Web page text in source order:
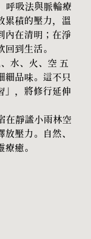
呼吸法與脈輪療
累積的壓力，溫
內在清明；在淨
到生活。
水、火、空 五
細品味。這不只
」，將修行延伸
在靜謐小雨林空
壓力。自然、
癒。